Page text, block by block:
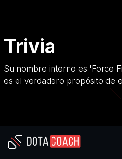
Trivia
Su nombre interno es 'Force
es el verdadero propósito de